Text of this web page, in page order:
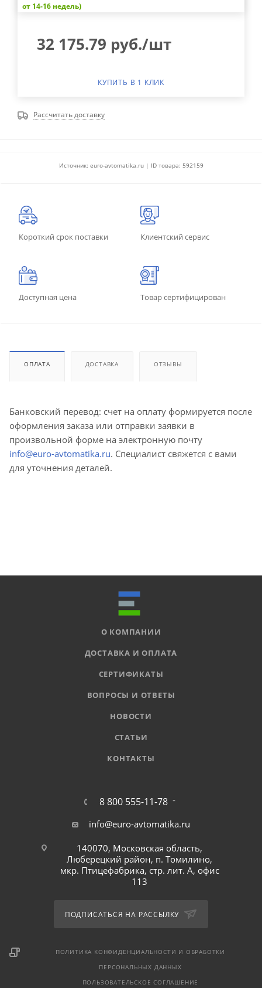
от 14-16 недель)
32 175.79 руб./шт
КУПИТЬ В 1 КЛИК
Рассчитать доставку
Источник: euro-avtomatika.ru | ID товара: 592159
Короткий срок поставки Клиентский сервис
Доступная цена Товар сертифицирован
ОПЛАТА ДОСТАВКА ОТЗЫВЫ
Банковский перевод: счет на оплату формируется после
оформления заказа или отправки заявки в
произвольной форме на электронную почту
info@euro-avtomatika.ru. Специалист свяжется с вами
для уточнения деталей.
О КОМПАНИИ
ДОСТАВКА И ОПЛАТА
СЕРТИФИКАТЫ
ВОПРОСЫ И ОТВЕТЫ
НОВОСТИ
СТАТЬИ
КОНТАКТЫ
8 800 555-11-78
info@euro-avtomatika.ru
140070, Московская область,
Люберецкий район, п. Томилино,
мкр. Птицефабрика, стр. лит. А, офис
113
ПОДПИСАТЬСЯ НА РАССЫЛКУ
ПОЛИТИКА КОНФИДЕНЦИАЛЬНОСТИ И ОБРАБОТКИ
ПЕРСОНАЛЬНЫХ ДАННЫХ
ПОЛЬЗОВАТЕЛЬСКОЕ СОГЛАШЕНИЕ